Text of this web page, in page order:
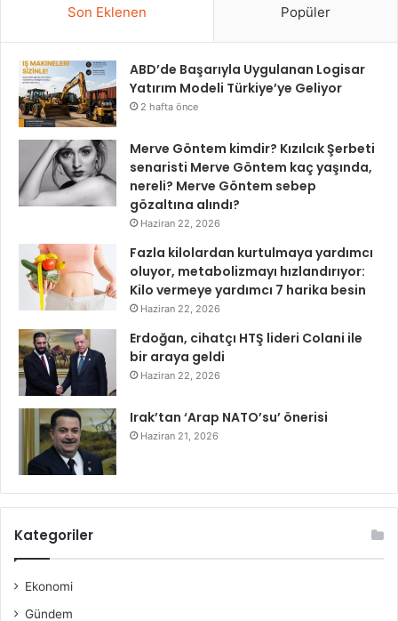
Son Eklenen Popüler
ABD’de Başarıyla Uygulanan Logisar
Yatırım Modeli Türkiye’ye Geliyor
2 hafta önce
Merve Göntem kimdir? Kızılcık Şerbeti
senaristi Merve Göntem kaç yaşında,
nereli? Merve Göntem sebep
gözaltına alındı?
Haziran 22, 2026
Fazla kilolardan kurtulmaya yardımcı
oluyor, metabolizmayı hızlandırıyor:
Kilo vermeye yardımcı 7 harika besin
Haziran 22, 2026
Erdoğan, cihatçı HTŞ lideri Colani ile
bir araya geldi
Haziran 22, 2026
Irak’tan ‘Arap NATO’su’ önerisi
Haziran 21, 2026
Kategoriler
Ekonomi
Gündem